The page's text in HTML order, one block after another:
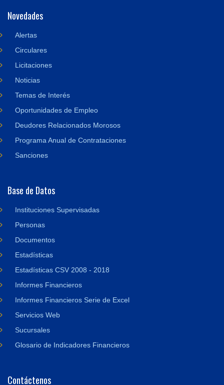
Novedades
Alertas
Circulares
Licitaciones
Noticias
Temas de Interés
Oportunidades de Empleo
Deudores Relacionados Morosos
Programa Anual de Contrataciones
Sanciones
Base de Datos
Instituciones Supervisadas
Personas
Documentos
Estadísticas
Estadísticas CSV 2008 - 2018
Informes Financieros
Informes Financieros Serie de Excel
Servicios Web
Sucursales
Glosario de Indicadores Financieros
Contáctenos